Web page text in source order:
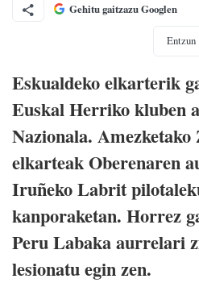
Gehitu gaitzazu Googlen
Entzun
Eskualdeko elkarterik
Euskal Herriko kluben
Nazionala.
elkarteak Oberenaren
Iruñeko Labrit
kanporaketan. Horrez
Peru Labaka aurrelari
lesionatu egin zen.